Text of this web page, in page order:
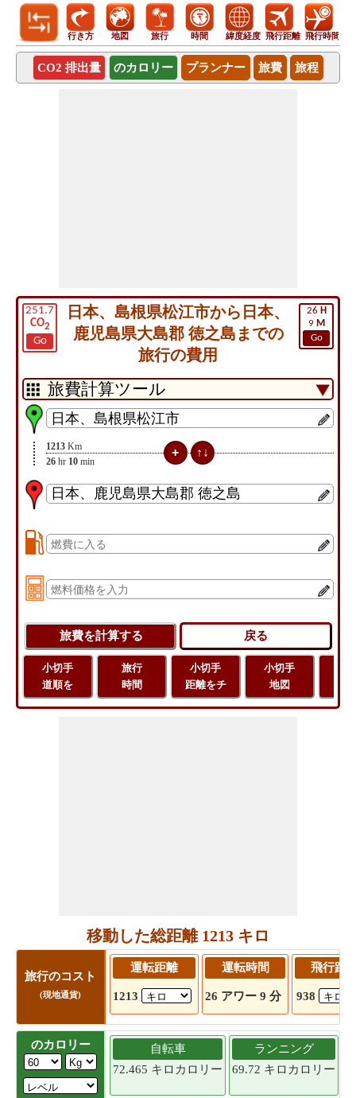
行き方 地図 旅行 時間 緯度経度 飛行距離 飛行時間
CO2 排出量 のカロリー プランナー 旅費 旅程
251.7
CO2
Go
26 H
9 M
Go
日本、島根県松江市から日本、
鹿児島県大島郡 徳之島までの
旅行の費用
1213 Km
26 hr 10 min
小切手
道順を
旅行
時間
小切手
距離をチ
小切手
地図
移動した総距離 1213 キロ
旅行のコスト
(現地通貨)
運転距離
1213
運転時間
26 アワー 9 分
飛行距
938
のカロリー
自転車
72.465 キロカロリー
ランニング
69.72 キロカロリー